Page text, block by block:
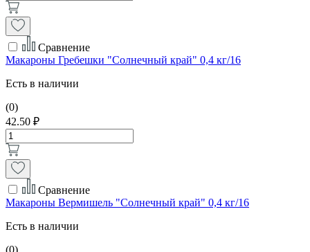
Сравнение
Макароны Гребешки "Солнечный край" 0,4 кг/16
Есть в наличии
(0)
42.50 ₽
Сравнение
Макароны Вермишель "Солнечный край" 0,4 кг/16
Есть в наличии